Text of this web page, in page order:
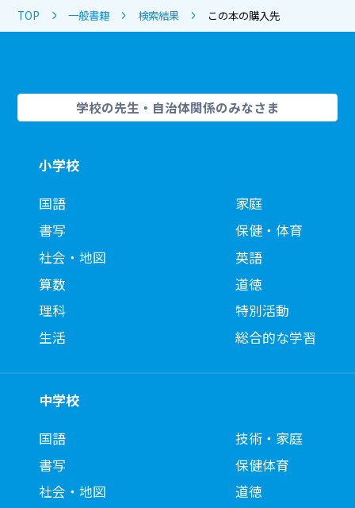
TOP 一般書籍 検索結果 この本の購入先
学校の先生・自治体関係のみなさま
小学校
国語
書写
社会・地図
算数
理科
生活
家庭
保健・体育
英語
道徳
特別活動
総合的な学習
中学校
国語
書写
社会・地図
技術・家庭
保健体育
道徳